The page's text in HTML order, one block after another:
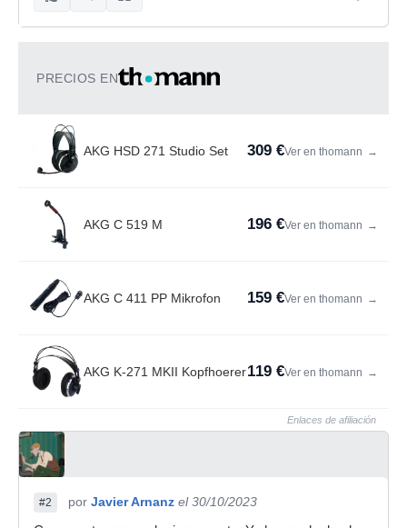
PRECIOS EN
AKG HSD 271 Studio Set 309 €Ver en thomann →
AKG C 519 M 196 €Ver en thomann →
AKG C 411 PP Mikrofon 159 €Ver en thomann →
AKG K-271 MKII Kopfhoerer119 €Ver en thomann →
Enlaces de afiliación
#2 por Javier Arnanz el 30/10/2023